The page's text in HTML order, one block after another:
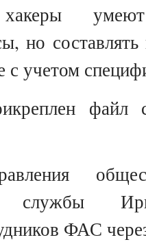
умеют
но
учетом
файл
службы
ФАС